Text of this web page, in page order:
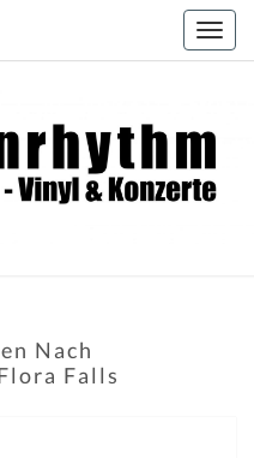
Seit
–
Nach
Falls